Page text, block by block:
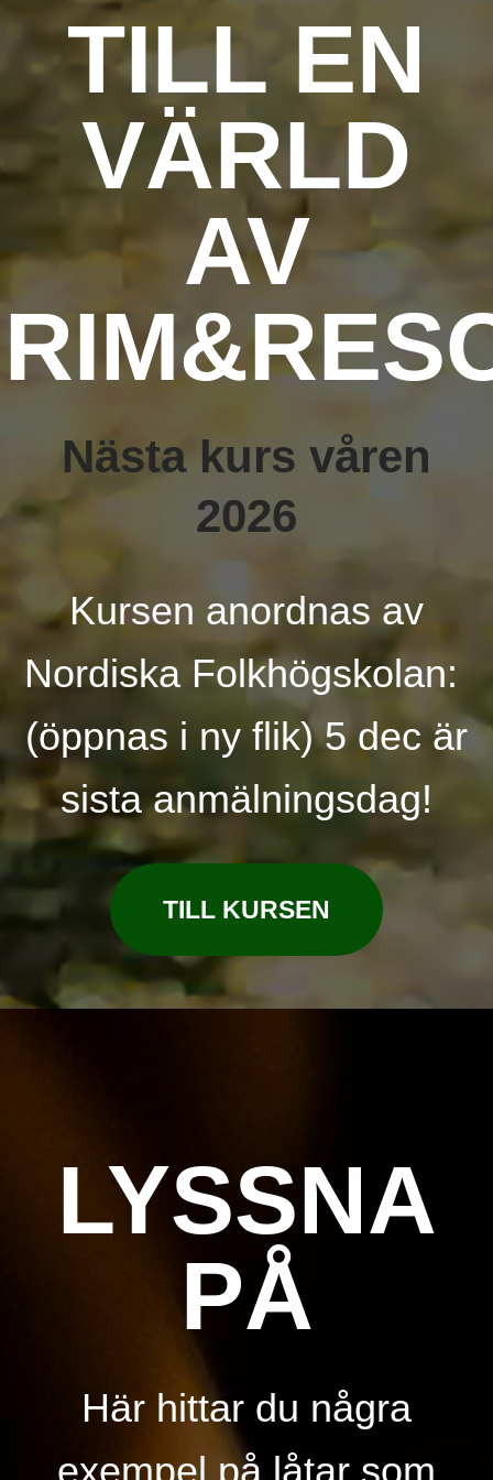
TILL EN
VÄRLD
AV
Nästa kurs våren
2026
Kursen anordnas av
Nordiska Folkhögskolan:
(öppnas i ny flik) 5 dec är
sista anmälningsdag!
TILL KURSEN
LYSSNA
PÅ
Här hittar du några
exempel på låtar som